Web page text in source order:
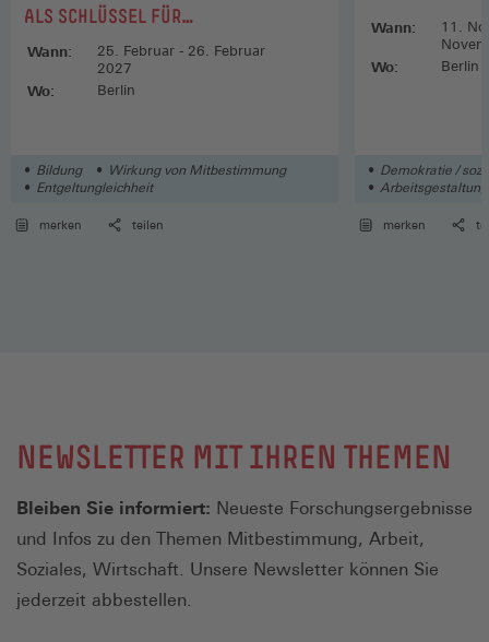
ALS SCHLÜSSEL FÜR
Wann:
25. Februar - 26. Februar
2027
Wo: Berlin
Bildung
Wirkung von Mitbestimmung
Entgeltungleichheit
merken teilen
Wann:
11.
Wo: Berlin
Demokratie /
Arbeitsgestaltung
merken
NEWSLETTER MIT IHREN THEMEN
Bleiben Sie informiert: Neueste Forschungsergebnisse
und Infos zu den Themen Mitbestimmung, Arbeit,
Soziales, Wirtschaft. Unsere Newsletter können Sie
jederzeit abbestellen.